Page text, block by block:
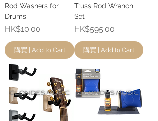
Rod Washers for
Drums
價格
HK$10.00
購買 | Add to Cart
Truss Rod Wrench
Set
價格
HK$595.00
購買 | Add to Cart